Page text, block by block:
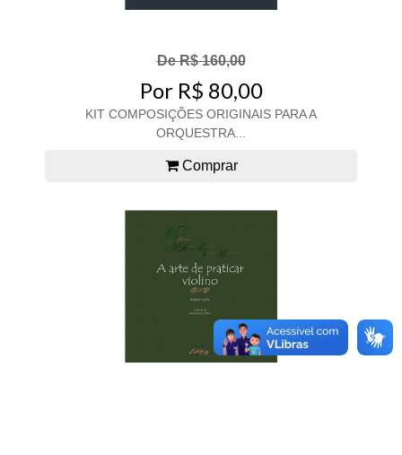
De R$ 160,00
Por R$ 80,00
KIT COMPOSIÇÕES ORIGINAIS PARA A
ORQUESTRA...
Comprar